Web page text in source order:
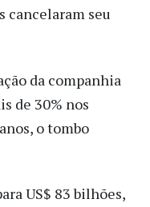
cancelaram seu
da companhia
de 30% nos
o tombo
US$ 83 bilhões,